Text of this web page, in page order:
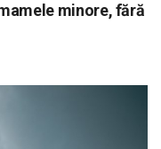
minore, fără